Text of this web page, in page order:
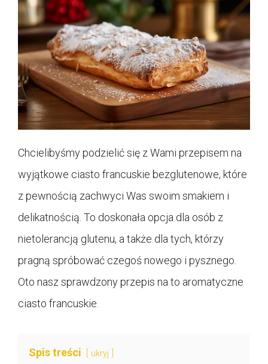
Chcielibyśmy podzielić się z Wami przepisem na
wyjątkowe ciasto francuskie bezglutenowe, które
z pewnością zachwyci Was swoim smakiem i
delikatnością. To doskonała opcja dla osób z
nietolerancją glutenu, a także dla tych, którzy
pragną spróbować czegoś nowego i pysznego.
Oto nasz sprawdzony przepis na to aromatyczne
ciasto francuskie.
Spis treści ukryj